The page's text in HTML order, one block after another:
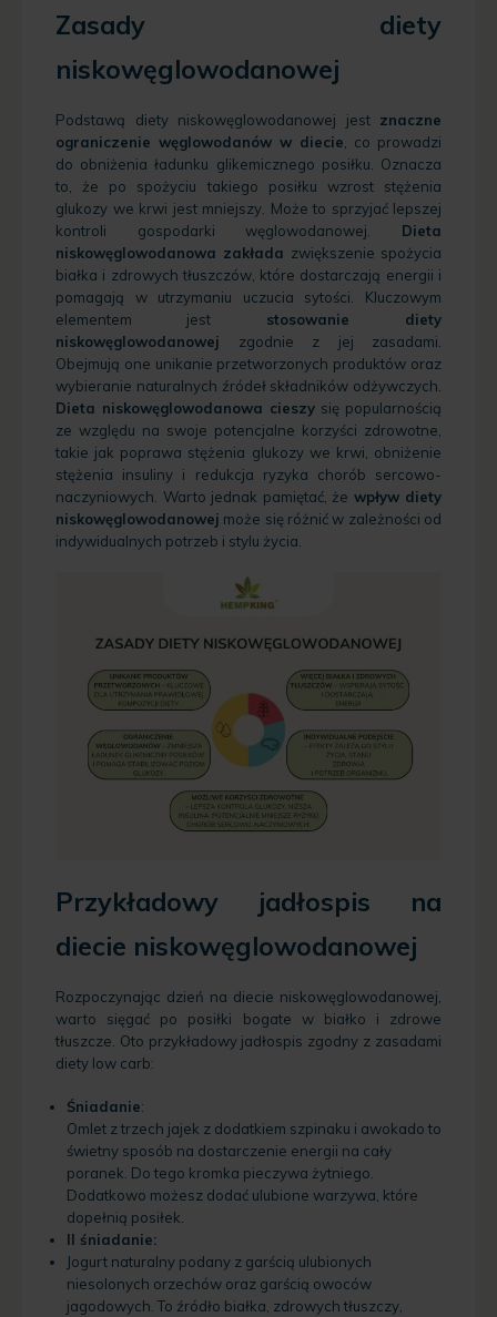
Zasady diety
niskowęglowodanowej
Podstawą diety niskowęglowodanowej jest znaczne
ograniczenie węglowodanów w diecie , co prowadzi
do obniżenia ładunku glikemicznego posiłku. Oznacza
to, że po spożyciu takiego posiłku wzrost stężenia
glukozy we krwi jest mniejszy. Może to sprzyjać lepszej
kontroli gospodarki węglowodanowej. Dieta
niskowęglowodanowa zakłada zwiększenie spożycia
białka i zdrowych tłuszczów, które dostarczają energii i
pomagają w utrzymaniu uczucia sytości. Kluczowym
elementem jest stosowanie diety
niskowęglowodanowej zgodnie z jej zasadami.
Obejmują one unikanie przetworzonych produktów oraz
wybieranie naturalnych źródeł składników odżywczych.
Dieta niskowęglowodanowa cieszy się popularnością
ze względu na swoje potencjalne korzyści zdrowotne,
takie jak poprawa stężenia glukozy we krwi, obniżenie
stężenia insuliny i redukcja ryzyka chorób sercowo-
naczyniowych. Warto jednak pamiętać, że wpływ diety
niskowęglowodanowej może się różnić w zależności od
indywidualnych potrzeb i stylu życia.
Przykładowy jadłospis na
diecie niskowęglowodanowej
Rozpoczynając dzień na diecie niskowęglowodanowej,
warto sięgać po posiłki bogate w białko i zdrowe
tłuszcze. Oto przykładowy jadłospis zgodny z zasadami
diety low carb:
Śniadanie:
Omlet z trzech jajek z dodatkiem szpinaku i awokado to
świetny sposób na dostarczenie energii na cały
poranek. Do tego kromka pieczywa żytniego.
Dodatkowo możesz dodać ulubione warzywa, które
dopełnią posiłek.
II śniadanie:
Jogurt naturalny podany z garścią ulubionych
niesolonych orzechów oraz garścią owoców
jagodowych. To źródło białka, zdrowych tłuszczy,